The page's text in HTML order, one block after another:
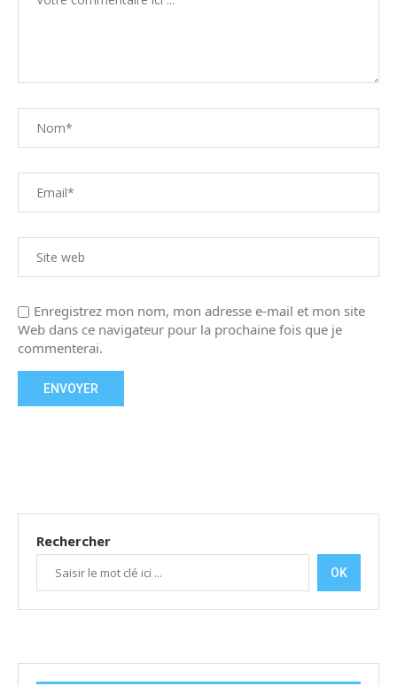
Enregistrez mon nom, mon adresse e-mail et mon site
Web dans ce navigateur pour la prochaine fois que je
commenterai.
Rechercher
OK